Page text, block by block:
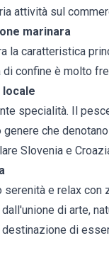
attività sul
marinara
la caratteristica
di confine è molto
locale
specialità. Il
genere che
Slovenia e
serenità e relax con
di arte,
di